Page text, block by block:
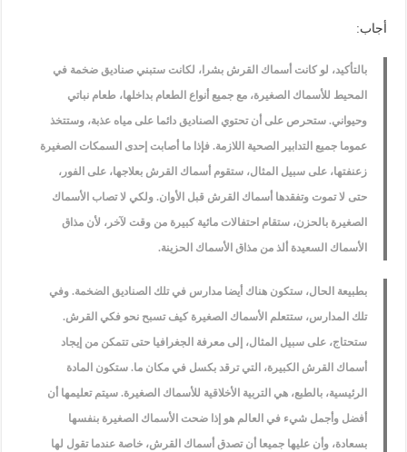
أجاب:
بالتأكيد، لو كانت أسماك القرش بشرا، لكانت ستبني صناديق ضخمة في
المحيط للأسماك الصغيرة، مع جميع أنواع الطعام بداخلها، طعام نباتي
وحيواني. ستحرص على أن تحتوي الصناديق دائما على مياه عذبة، وستتخذ
عموما جميع التدابير الصحية اللازمة. فإذا ما أصابت إحدى السمكات الصغيرة
زعنفتها، على سبيل المثال، ستقوم أسماك القرش بعلاجها، على الفور،
حتى لا تموت وتفقدها أسماك القرش قبل الأوان. ولكي لا تصاب الأسماك
الصغيرة بالحزن، ستقام احتفالات مائية كبيرة من وقت لآخر، لأن مذاق
الأسماك السعيدة ألذ من مذاق الأسماك الحزينة.
بطبيعة الحال، ستكون هناك أيضا مدارس في تلك الصناديق الضخمة. وفي
تلك المدارس، ستتعلم الأسماك الصغيرة كيف تسبح نحو فكي القرش.
ستحتاج، على سبيل المثال، إلى معرفة الجغرافيا حتى تتمكن من إيجاد
أسماك القرش الكبيرة، التي ترقد بكسل في مكان ما. ستكون المادة
الرئيسية، بالطبع، هي التربية الأخلاقية للأسماك الصغيرة. سيتم تعليمها أن
أفضل وأجمل شيء في العالم هو إذا ضحت الأسماك الصغيرة بنفسها
بسعادة، وأن عليها جميعا أن تصدق أسماك القرش، خاصة عندما تقول لها